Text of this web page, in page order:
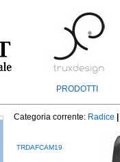
PRODOTTI
Categoria corrente: Radice
TRDAFCAM19